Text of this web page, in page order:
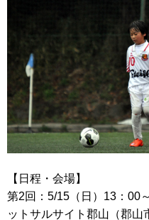
【日程・会場】
第2回：5/15（日）13：00
ットサルサイト郡山（郡山